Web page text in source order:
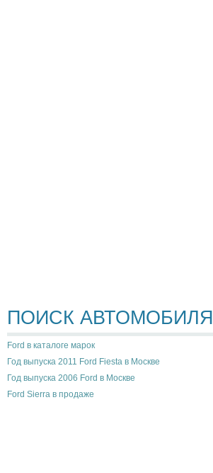
ПОИСК АВТОМОБИЛЯ
Ford в каталоге марок
Год выпуска 2011 Ford Fiesta в Москве
Год выпуска 2006 Ford в Москве
Ford Sierra в продаже